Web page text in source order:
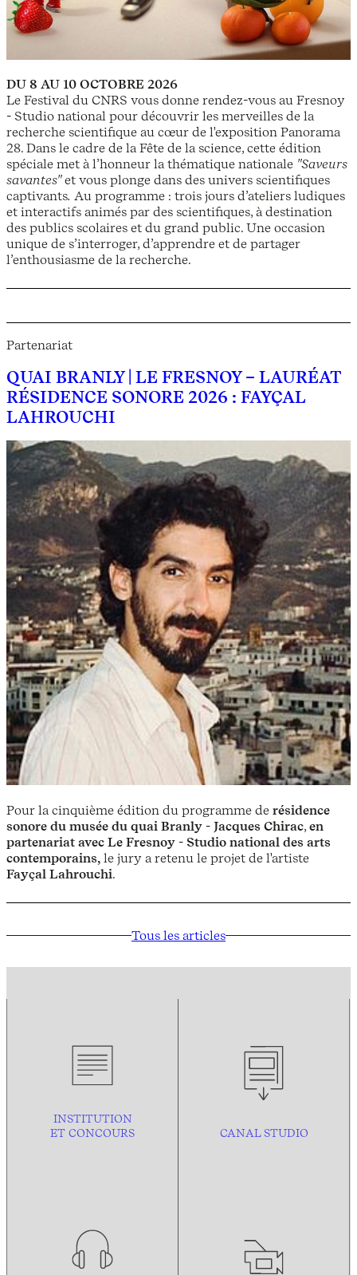
DU 8 AU 10 OCTOBRE 2026
Le Festival du CNRS vous donne rendez-vous au Fresnoy
- Studio national pour découvrir les merveilles de la
recherche scientifique au cœur de l'exposition Panorama
28. Dans le cadre de la Fête de la science, cette édition
spéciale met à l’honneur la thématique nationale "Saveurs
savantes"et vous plonge dans des univers scientifiques
captivants. Au programme : trois jours d’ateliers ludiques
et interactifs animés par des scientifiques, à destination
des publics scolaires et du grand public. Une occasion
unique de s’interroger, d’apprendre et de partager
l’enthousiasme de la recherche.
Partenariat
QUAI BRANLY | LE FRESNOY – LAURÉAT
RÉSIDENCE SONORE 2026 : FAYÇAL
LAHROUCHI
Pour la cinquième édition du programme de résidence
sonore du musée du quai Branly - Jacques Chirac, en
partenariat avec Le Fresnoy - Studio national des arts
contemporains, le jury a retenu le projet de l'artiste
Fayçal Lahrouchi.
Tous les articles
INSTITUTION
ET CONCOURS
CANAL STUDIO